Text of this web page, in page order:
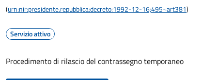
(urn:nir:presidente.repubblica:decreto:1992-12-16;495~art381)
Servizio attivo
Procedimento di rilascio del contrassegno temporaneo